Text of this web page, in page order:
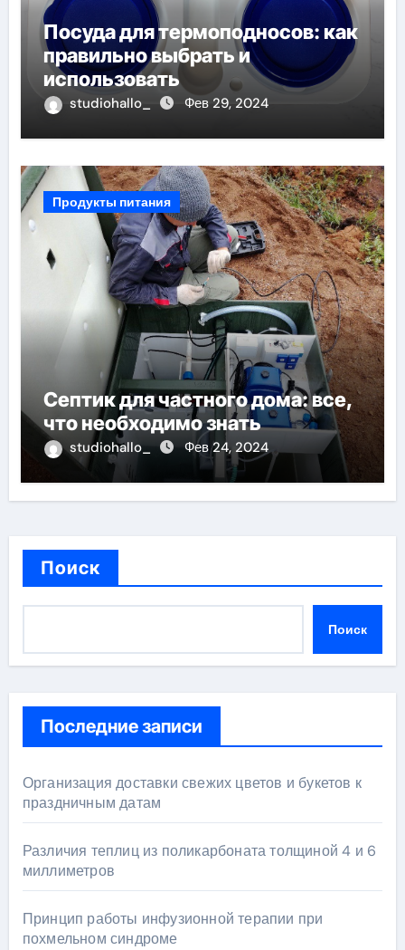
Посуда для термоподносов: как
правильно выбрать и
использовать
studiohallo_ Фев 29, 2024
Продукты питания
Септик для частного дома: все,
что необходимо знать
studiohallo_ Фев 24, 2024
Поиск
Поиск
Последние записи
Организация доставки свежих цветов и букетов к
праздничным датам
Различия теплиц из поликарбоната толщиной 4 и 6
миллиметров
Принцип работы инфузионной терапии при
похмельном синдроме